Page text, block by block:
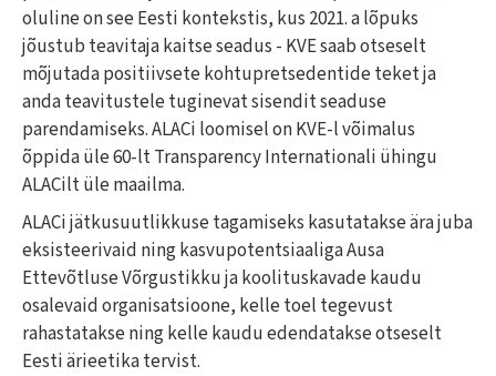
oluline on see Eesti kontekstis, kus 2021. a lõpuks
jõustub teavitaja kaitse seadus - KVE saab otseselt
mõjutada positiivsete kohtupretsedentide teket ja
anda teavitustele tuginevat sisendit seaduse
parendamiseks. ALACi loomisel on KVE-l võimalus
õppida üle 60-lt Transparency Internationali ühingu
ALACilt üle maailma.
ALACi jätkusuutlikkuse tagamiseks kasutatakse ära juba
eksisteerivaid ning kasvupotentsiaaliga Ausa
Ettevõtluse Võrgustikku ja koolituskavade kaudu
osalevaid organisatsioone, kelle toel tegevust
rahastatakse ning kelle kaudu edendatakse otseselt
Eesti ärieetika tervist.